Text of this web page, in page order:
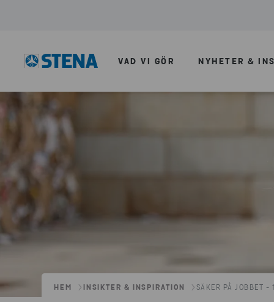
VAD VI GÖR NYHETER &
HEM INSIKTER & INSPIRATION SÄKER PÅ JOBBET -